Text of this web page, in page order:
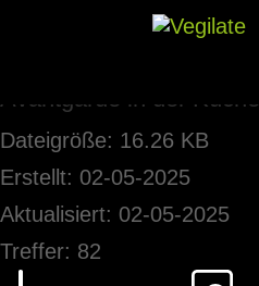
Avantgarde in der Küche
Dateigröße: 16.26 KB
Erstellt: 02-05-2025
Aktualisiert: 02-05-2025
Treffer: 82